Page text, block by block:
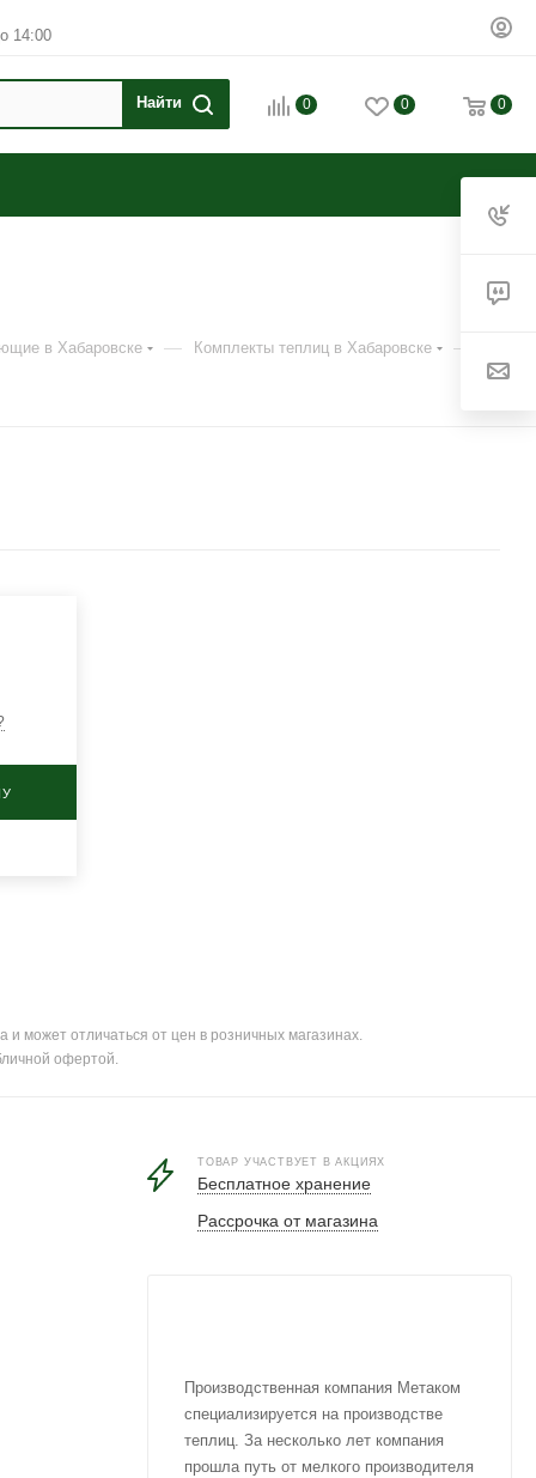
14:00
0 0 0
в Хабаровске — Комплекты теплиц в Хабаровске —
и может отличаться от цен в розничных магазинах.
офертой.
ТОВАР УЧАСТВУЕТ В АКЦИЯХ
Бесплатное хранение
Рассрочка от магазина
Производственная компания Метаком
специализируется на производстве
теплиц. За несколько лет компания
прошла путь от мелкого производителя